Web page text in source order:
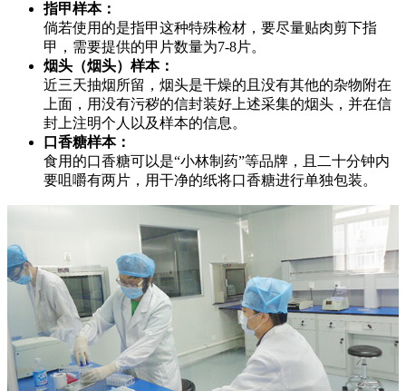
指甲样本：
倘若使用的是指甲这种特殊检材，要尽量贴肉剪下指
甲，需要提供的甲片数量为7-8片。
烟头（烟头）样本：
近三天抽烟所留，烟头是干燥的且没有其他的杂物附在
上面，用没有污秽的信封装好上述采集的烟头，并在信
封上注明个人以及样本的信息。
口香糖样本：
食用的口香糖可以是“小林制药”等品牌，且二十分钟内
要咀嚼有两片，用干净的纸将口香糖进行单独包装。